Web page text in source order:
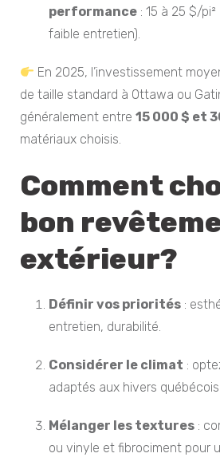
performance : 15 à 25 $/
faible entretien).
En 2025, l’investissement
de taille standard à Ottawa ou
généralement entre 15 000 $ et
matériaux choisis.
Comment
bon
extérieur?
Définir vos priorités :
entretien, durabilité.
Considérer le climat :
adaptés aux hivers québécois.
Mélanger les textures :
ou vinyle et fibrociment pour